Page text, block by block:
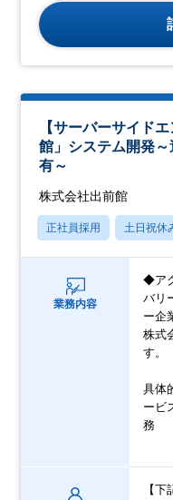
【サーバーサイド
館」システム開発
有～
株式会社出前館
正社員採用 土日祝休
業務内容
◆ア
バリ
ー企
株式
す。
具体
ービ
務
【下